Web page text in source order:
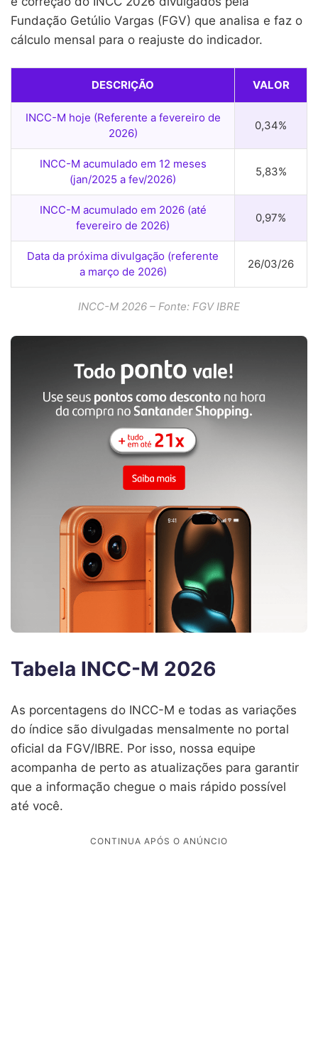
Fundação Getúlio Vargas (FGV) que analisa e faz o
cálculo mensal para o reajuste do indicador.
DESCRIÇÃO VALOR
INCC-M hoje (Referente a fevereiro de
2026)
0,34%
INCC-M acumulado em 12 meses
(jan/2025 a fev/2026)
5,83%
INCC-M acumulado em 2026 (até
fevereiro de 2026)
0,97%
Data da próxima divulgação (referente
a março de 2026)
26/03/26
INCC-M 2026 – Fonte: FGV IBRE
Tabela INCC-M 2026
As porcentagens do INCC-M e todas as variações
do índice são divulgadas mensalmente no portal
oficial da FGV/IBRE. Por isso, nossa equipe
acompanha de perto as atualizações para garantir
que a informação chegue o mais rápido possível
até você.